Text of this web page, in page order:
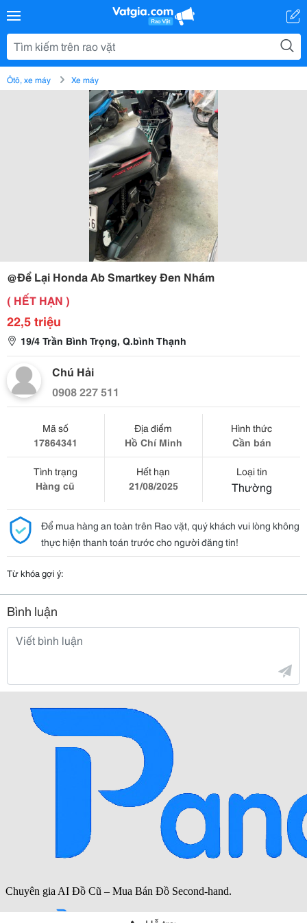
Ôtô, xe máy Xe máy
@Để Lại Honda Ab Smartkey Đen Nhám
( HẾT HẠN )
22,5 triệu
19/4 Trần Bình Trọng, Q.bình Thạnh
Chú Hải
0908 227 511
Mã số
17864341
Địa điểm
Hồ Chí Minh
Hình thức
Cần bán
Tình trạng
Hàng cũ
Hết hạn
21/08/2025
Loại tin
Thường
Để mua hàng an toàn trên Rao vặt, quý khách vui lòng không
thực hiện thanh toán trước cho người đăng tin!
Từ khóa gợi ý:
Bình luận